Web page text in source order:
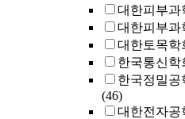
대한피부과
대한피부과
대한토목학
한국통신학
한국정밀공
(46)
대한전자공